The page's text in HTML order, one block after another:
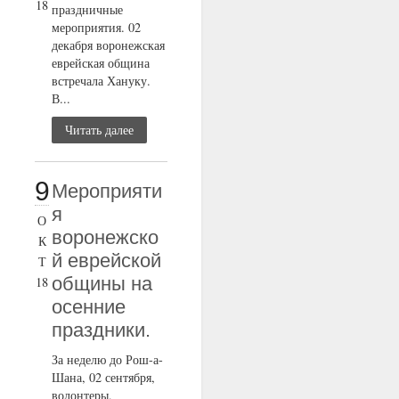
18 праздничные
мероприятия. 02
декабря воронежская
еврейская община
встречала Хануку.
В...
Читать далее
9
О
К
Т
18
Мероприяти
я
воронежско
й еврейской
общины на
осенние
праздники.
За неделю до Рош-а-
Шана, 02 сентября,
волонтеры,